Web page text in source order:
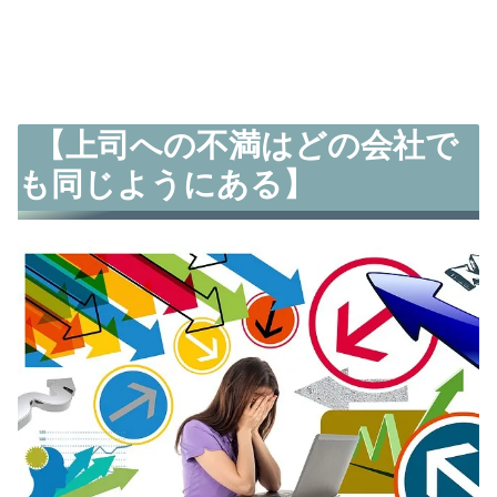
【上司への不満はどの会社で
も同じようにある】